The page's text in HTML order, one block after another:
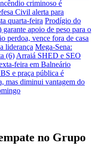
criminoso é
Civil alerta para
quarta-feira Prodígio do
apoio de peso para o
perdoa, vence fora de casa
liderança Mega-Sena:
(6) Arraiá SHED e SEO
feira em Balneário
e praça pública é
mas diminui vantagem do
no Grupo